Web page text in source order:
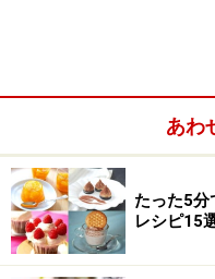
ドライクランベリー
アラザン
あわ
たった5分
レシピ15